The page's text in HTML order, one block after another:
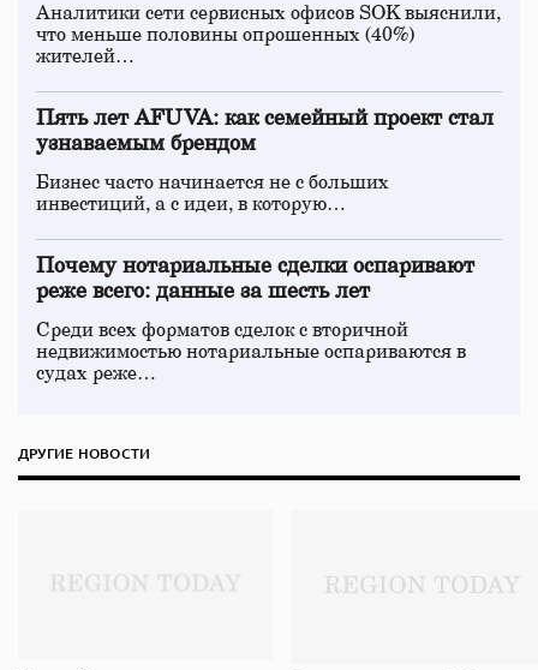
Аналитики сети сервисных офисов SOK выяснили,
что меньше половины опрошенных (40%)
жителей…
Пять лет AFUVA: как семейный проект стал
узнаваемым брендом
Бизнес часто начинается не с больших
инвестиций, а с идеи, в которую…
Почему нотариальные сделки оспаривают
реже всего: данные за шесть лет
Среди всех форматов сделок с вторичной
недвижимостью нотариальные оспариваются в
судах реже…
ДРУГИЕ НОВОСТИ